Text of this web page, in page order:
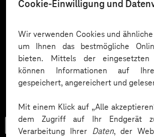
Cookie-Einwilligung und
Wir verwenden Cookies und
um Ihnen das bestmögliche
bieten. Mittels der eingesetzten
können Informationen auf
gespeichert, angereichert und
Mit einem Klick auf „Alle
dem Zugriff auf Ihr Endgerät
Verarbeitung Ihrer Daten, der
Trendbook